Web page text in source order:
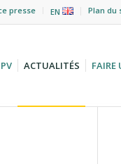
presse EN Plan du
ACTUALITÉS FAIRE